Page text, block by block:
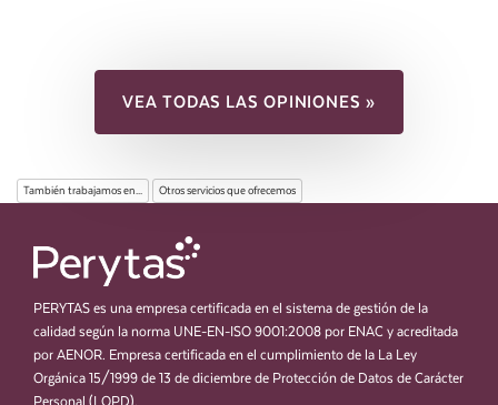
VEA TODAS LAS OPINIONES »
También trabajamos en... Otros servicios que ofrecemos
PERYTAS es una empresa certificada en el sistema de gestión de la
calidad según la norma UNE-EN-ISO 9001:2008 por ENAC y acreditada
por AENOR. Empresa certificada en el cumplimiento de la La Ley
Orgánica 15/1999 de 13 de diciembre de Protección de Datos de Carácter